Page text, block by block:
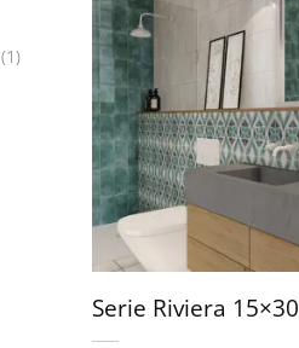
(1)
Serie Riviera 15×30